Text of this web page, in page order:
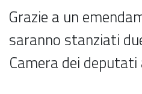
Grazie a un
saranno stanziati
Camera dei